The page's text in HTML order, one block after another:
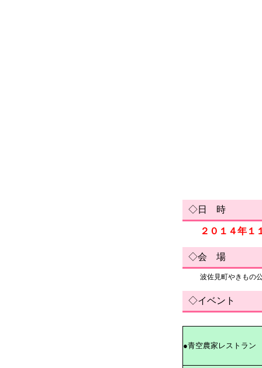
◇日 時
２０１４年
◇会 場
波佐見町やきもの
◇イベント
●青空農家レストラン